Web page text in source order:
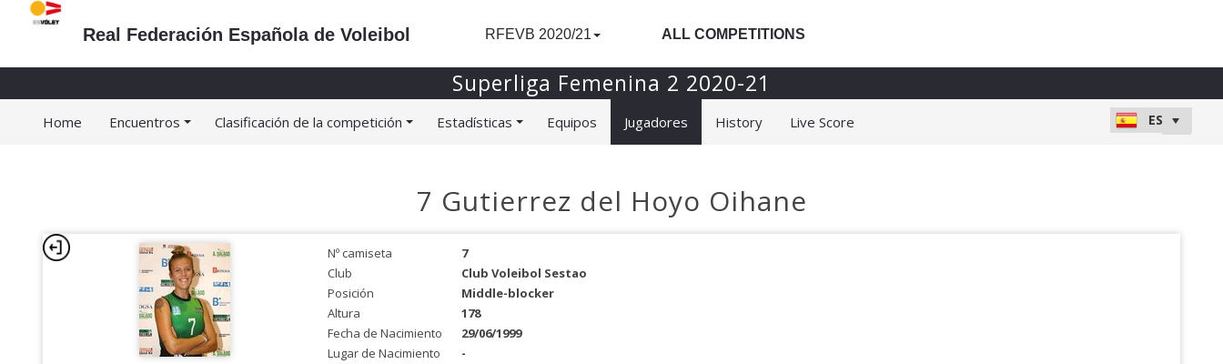
Real Federación Española de Voleibol RFEVB 2020/21 ALL COMPETITIONS
Superliga Femenina 2 2020-21
Home Encuentros Clasificación de la competición Estadísticas Equipos Jugadores History Live Score
7 Gutierrez del Hoyo Oihane
Nº camiseta
7
Club
Club Voleibol Sestao
Posición
Middle-blocker
Altura
178
Fecha de Nacimiento
29/06/1999
Lugar de Nacimiento
-